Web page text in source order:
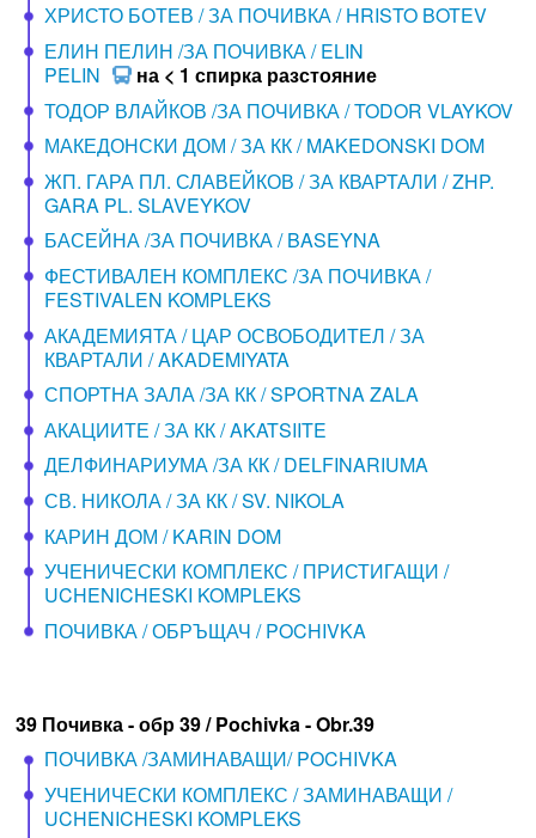
ХРИСТО БОТЕВ / ЗА ПОЧИВКА / HRISTO BOTEV
ЕЛИН ПЕЛИН /ЗА ПОЧИВКА / ELIN
PELIN
на < 1 спирка разстояние
ТОДОР ВЛАЙКОВ /ЗА ПОЧИВКА / TODOR VLAYKOV
МАКЕДОНСКИ ДОМ / ЗА КК / MAKEDONSKI DOM
ЖП. ГАРА ПЛ. СЛАВЕЙКОВ / ЗА КВАРТАЛИ / ZHP.
GARA PL. SLAVEYKOV
БАСЕЙНА /ЗА ПОЧИВКА / BASEYNA
ФЕСТИВАЛЕН КОМПЛЕКС /ЗА ПОЧИВКА /
FESTIVALEN KOMPLEKS
АКАДЕМИЯТА / ЦАР ОСВОБОДИТЕЛ / ЗА
КВАРТАЛИ / AKADEMIYATA
СПОРТНА ЗАЛА /ЗА КК / SPORTNA ZALA
АКАЦИИТЕ / ЗА КК / AKATSIITE
ДЕЛФИНАРИУМА /ЗА КК / DELFINARIUMA
СВ. НИКОЛА / ЗА КК / SV. NIKOLA
КАРИН ДОМ / KARIN DOM
УЧЕНИЧЕСКИ КОМПЛЕКС / ПРИСТИГАЩИ /
UCHENICHESKI KOMPLEKS
ПОЧИВКА / ОБРЪЩАЧ / POCHIVKA
39 Почивка - обр 39 / Pochivka - Obr.39
ПОЧИВКА /ЗАМИНАВАЩИ/ POCHIVKA
УЧЕНИЧЕСКИ КОМПЛЕКС / ЗАМИНАВАЩИ /
UCHENICHESKI KOMPLEKS